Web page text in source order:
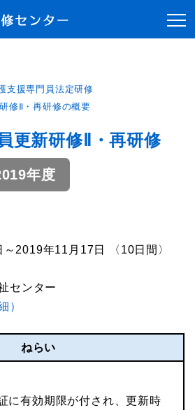
支援専門員法定研修
修Ⅱ・再研修の概要
更新研修Ⅱ・再研修
年度
～2019年11月17日 〈10日間〉
センター
）
ねらい
に有効期限が付され、更新時